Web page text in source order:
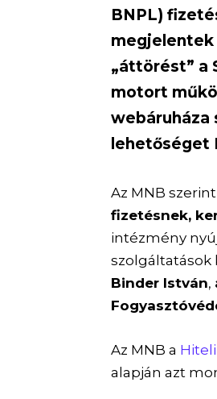
BNPL)
megjelentek
„áttörést” a
motort
webáruháza
lehetőséget
Az MNB
fizetésnek,
intézmény
szolgáltatások
Binder István,
Az MNB a
alapján azt